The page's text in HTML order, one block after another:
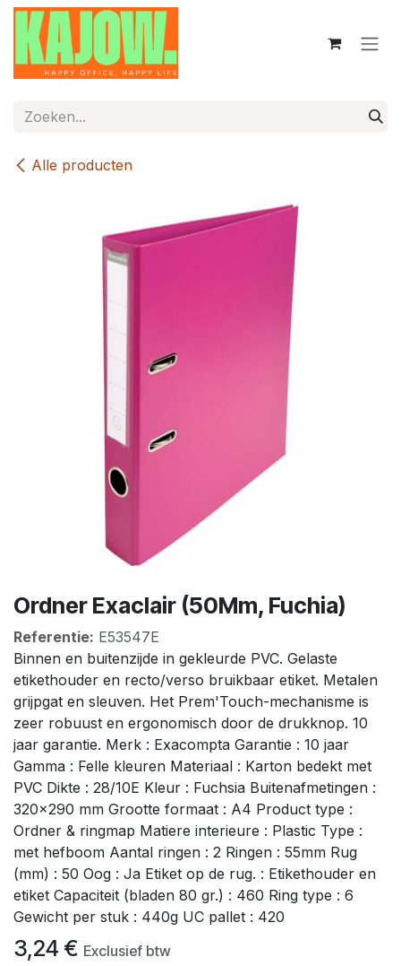
Overslaan naar inhoud
Alle producten
Ordner Exaclair (50Mm, Fuchia)
Referentie: E53547E
Binnen en buitenzijde in gekleurde PVC. Gelaste
etikethouder en recto/verso bruikbaar etiket. Metalen
grijpgat en sleuven. Het Prem'Touch-mechanisme is
zeer robuust en ergonomisch door de drukknop. 10
jaar garantie. Merk : Exacompta Garantie : 10 jaar
Gamma : Felle kleuren Materiaal : Karton bedekt met
PVC Dikte : 28/10E Kleur : Fuchsia Buitenafmetingen :
320x290 mm Grootte formaat : A4 Product type :
Ordner & ringmap Matiere interieure : Plastic Type :
met hefboom Aantal ringen : 2 Ringen : 55mm Rug
(mm) : 50 Oog : Ja Etiket op de rug. : Etikethouder en
etiket Capaciteit (bladen 80 gr.) : 460 Ring type : 6
Gewicht per stuk : 440g UC pallet : 420
3,24 € Exclusief btw